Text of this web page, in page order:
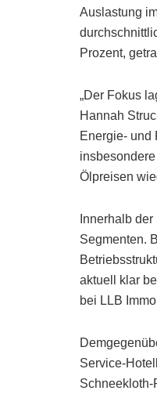
Auslastung
Prozent,
„Der Fokus
Hannah
Energie- und
Ölpreisen
Innerhalb
Segmenten.
aktuell klar
bei LLB
Service-
Schneekloth-